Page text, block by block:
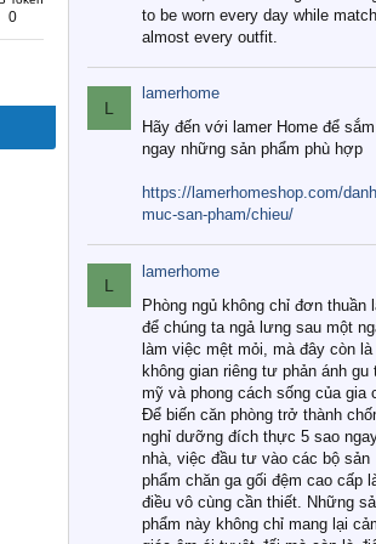
0
to be worn every day while
almost every outfit.
L
lamerhome
Hãy đến với lamer Home để sắm
ngay những sản phẩm phù hợp
https://lamerhomeshop.com/
muc-san-pham/chieu/
L
lamerhome
Phòng ngủ không chỉ đơn thuần
để chúng ta ngả lưng sau một
làm việc mệt mỏi, mà đây còn là
không gian riêng tư phản ánh gu
mỹ và phong cách sống của gia
Để biến căn phòng trở thành
nghỉ dưỡng đích thực 5 sao
nhà, việc đầu tư vào các bộ sản
phẩm chăn ga gối đệm cao cấp
điều vô cùng cần thiết. Những
phẩm này không chỉ mang lại